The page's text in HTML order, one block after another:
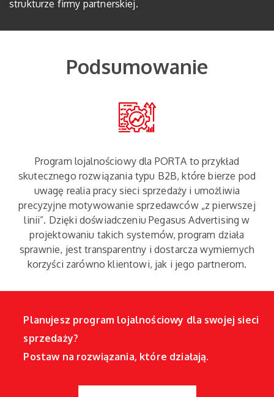
strukturze firmy partnerskiej.
Podsumowanie
Program lojalnościowy dla PORTA to przykład
skutecznego rozwiązania typu B2B, które bierze pod
uwagę realia pracy sieci sprzedaży i umożliwia
precyzyjne motywowanie sprzedawców „z pierwszej
linii”. Dzięki doświadczeniu Pegasus Advertising w
projektowaniu takich systemów, program działa
sprawnie, jest transparentny i dostarcza wymiernych
korzyści zarówno klientowi, jak i jego partnerom.
Planujesz program lojalnościowy dla swojej sieci
sprzedaży?
Postaw na rozwiązania, które działają.